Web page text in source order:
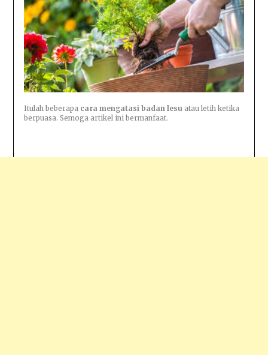
Itulah beberapa cara mengatasi badan lesuatau letih ketika
berpuasa. Semoga artikel ini bermanfaat.